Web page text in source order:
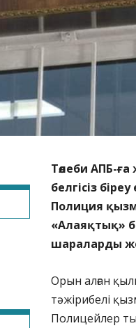
Төлеби АПБ-
белгісіз
Полиция
«Алаяқтық»
шараларды
Орын алған
тәжірибелі
Полицейлер